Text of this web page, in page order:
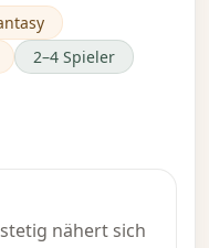
2–4 Spieler
nähert sich